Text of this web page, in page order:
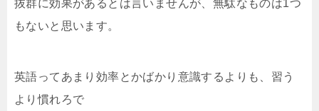
抜群に効果があるとは言いませんが、無駄なものは1つ
もないと思います。
英語ってあまり効率とかばかり意識するよりも、習う
より慣れろで